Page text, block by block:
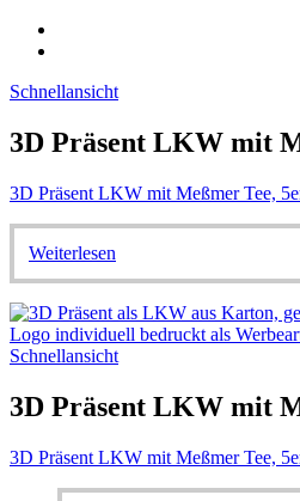
Schnellansicht
3D Präsent LKW mit
3D Präsent LKW mit Meßmer Tee,
Weiterlesen
Schnellansicht
3D Präsent LKW mit
3D Präsent LKW mit Meßmer Tee,